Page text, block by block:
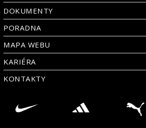
DOKUMENTY
PORADNA
MAPA WEBU
KARIÉRA
KONTAKTY